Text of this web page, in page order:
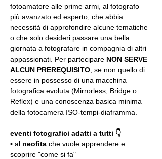
fotoamatore alle prime armi, al fotografo
più avanzato ed esperto, che abbia
necessità di approfondire alcune tematiche
o che solo desideri passare una bella
giornata a fotografare in compagnia di altri
appassionati. Per partecipare NON SERVE
ALCUN PREREQUISITO , se non quello di
essere in possesso di una macchina
fotografica evoluta (Mirrorless, Bridge o
Reflex) e una conoscenza basica minima
della fotocamera ISO-tempi-diaframma.
eventi fotografici adatti a tutti 👇
▪️ al neofita che vuole apprendere e
scoprire "come si fa"